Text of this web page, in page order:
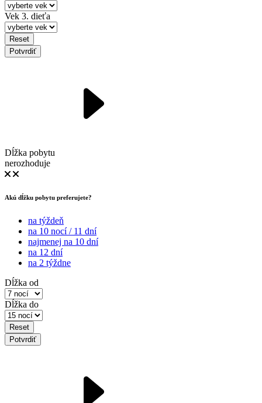
Vek 3. dieťa
Reset
Potvrdiť
Dĺžka pobytu
nerozhoduje
Akú dĺžku pobytu preferujete?
na týždeň
na 10 nocí / 11 dní
najmenej na 10 dní
na 12 dní
na 2 týždne
Dĺžka od
Dĺžka do
Reset
Potvrdiť